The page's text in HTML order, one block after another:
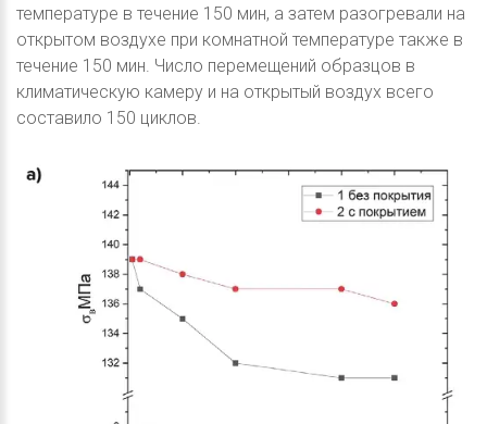
температуре в течение 150 мин, а затем разогревали на
открытом воздухе при комнатной температуре также в
течение 150 мин. Число перемещений образцов в
климатическую камеру и на открытый воздух всего
составило 150 циклов.